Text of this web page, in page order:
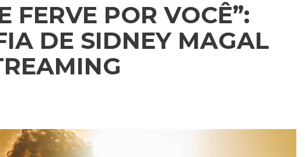
FERVE POR VOCÊ”:
DE SIDNEY MAGAL